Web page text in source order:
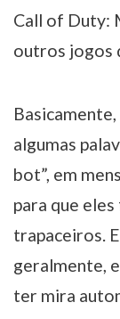
Call of Duty:
outros jogos
algumas
bot”, em
para que
trapaceiros.
geralmente,
ter mira